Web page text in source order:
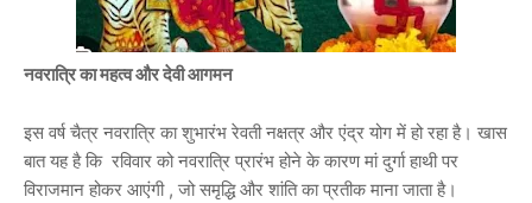
नवरात्रि का महत्व और देवी आगमन
इस वर्ष चैत्र नवरात्रि का शुभारंभ रेवती नक्षत्र और एंद्र योग में हो रहा है। खास
बात यह है कि रविवार को नवरात्रि प्रारंभ होने के कारण मां दुर्गा हाथी पर
विराजमान होकर आएंगी , जो समृद्धि और शांति का प्रतीक माना जाता है।